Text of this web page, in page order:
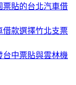
票貼的台北汽車借
借款選擇竹北支票
中票貼與雲林機